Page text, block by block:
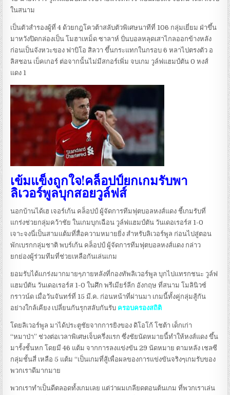
ในสนาม
เป็นตัวสำรองผู้ที่ 4 ด้วยกฎโควต้าสลับตัวพิเศษนาทีที่ 106 กลุ่มเยี่ยม ฝ่าขึ้น
มาหวังปิดกล่องเป็น โมฮาเหม็ด ซาลาห์ ปั่นบอลหลุดเสาไกลออกข้างหลัง
ก่อนเป็นจังหวะของ ฟาบิโอ สิลวา ขึ้นกระแทกในกรอบ 6 หลาไปตรงตัว อ
ลิสชอน เบ็คเกอร์ ต่อจากนั้นไม่มีสกอร์เพิ่ม จบเกม วูล์ฟแฮมป์ตัน 0 หงส์
แดง 1
เข้มแข็งถูกใจ!คล็อปป์ยกเกมรับพา
ลิเวอร์พูลบุกสอยวูล์ฟส์
นอกบ้านได้เฮ เจอร์เก้น คล็อปป์ ผู้จัดการทีมฟุตบอลหงส์แดง ชี้เกมรับที่
แกร่งช่วยกลุ่มคว้าชัย ในเกมบุกเฉือน วูล์ฟแฮมป์ตัน วันเดอเรอร์ส 1-0
เจาะจงนี่เป็นสามแต้มที่สื่อความหมายยิ่ง สำหรับลิเวอร์พูล ก่อนไปสู่ตอน
พักเบรกกลุ่มชาติ พบร์เก้น คล็อปป์ ผู้จัดการทีมฟุตบอลหงส์แดง กล่าว
ยกย่องผู้ร่วมทีมที่ช่วยเหลือกันเล่นเกม
ยอมรับได้แกร่งมากมายๆภายหลังที่กองทัพลิเวอร์พูล บุกไปแทรกชนะ วูล์ฟ
แฮมป์ตัน วันเดอเรอร์ส 1-0 ในศึก พรีเมียร์ลีก อังกฤษ ที่สนาม โมลินิวซ์
กราวน์ด เมื่อวันจันทร์ที่ 15 มี.ค. ก่อนหน้าที่ผ่านมา เกมนี้ทั้งคู่กลุ่มสู้กัน
อย่างใกล้เคียง เปลี่ยนกันรุกสลับกันรับ ครอบครองสถิติ
โดยลิเวอร์พูล มาได้ประตูชัยจากการยิงของ ดิโอโก้ โชต้า เด็กเก่า
“หมาป่า” ช่วงต่อเวลาพิเศษเจ็บครึ่งแรก ซึ่งชัยนัดหมายนี้ทำให้หงส์แดง ขึ้น
มารั้งชั้นหก โดยมี 46 แต้ม จากการลงแข่งขัน 29 นัดหมาย ตามหลัง เชลซี
กลุ่มชั้นสี่ เหลือ 5 แต้ม “เป็นเกมที่สู้เพื่อผลของการแข่งขันจริงๆเกมรับของ
พวกเราดีมากมาย
พวกเราทำเป็นดีตลอดทั้งเกมเลย แต่ว่าผมเกลียดตอนต้นเกม ที่พวกเราเล่น